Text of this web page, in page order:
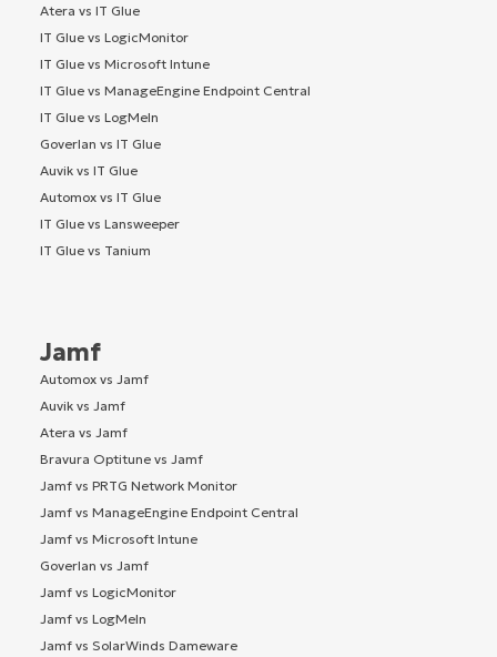
Atera vs IT Glue
IT Glue vs LogicMonitor
IT Glue vs Microsoft Intune
IT Glue vs ManageEngine Endpoint Central
IT Glue vs LogMeIn
Goverlan vs IT Glue
Auvik vs IT Glue
Automox vs IT Glue
IT Glue vs Lansweeper
IT Glue vs Tanium
Jamf
Automox vs Jamf
Auvik vs Jamf
Atera vs Jamf
Bravura Optitune vs Jamf
Jamf vs PRTG Network Monitor
Jamf vs ManageEngine Endpoint Central
Jamf vs Microsoft Intune
Goverlan vs Jamf
Jamf vs LogicMonitor
Jamf vs LogMeIn
Jamf vs SolarWinds Dameware